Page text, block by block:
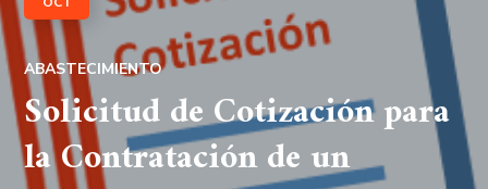
ABASTECIMIENTO
Solicitud de Cotización para
la Contratación de un